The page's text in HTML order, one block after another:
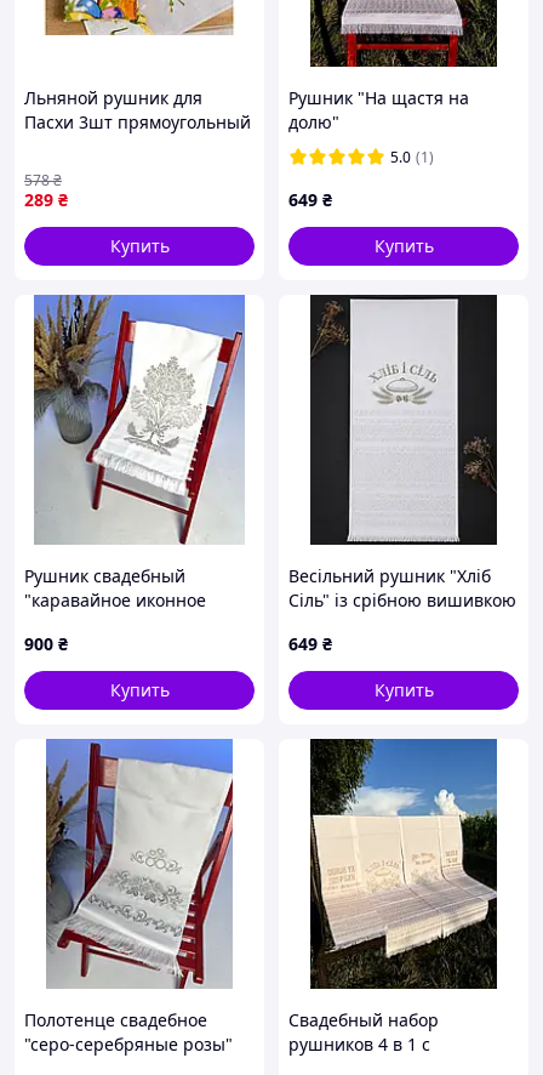
Льняной рушник для
Пасхи 3шт прямоугольный
украшения интерьера
289 ₴
578₴
Купить
Рушник "На щастя на
долю"
5.0 (1)
649 ₴
Купить
Рушник свадебный
"каравайное иконное
серый "
900 ₴
Купить
Весільний рушник "Хліб
Сіль" із срібною вишивкою
649 ₴
Купить
Полотенце свадебное
"серо-серебряные розы"
Свадебный набор
рушников 4 в 1 с